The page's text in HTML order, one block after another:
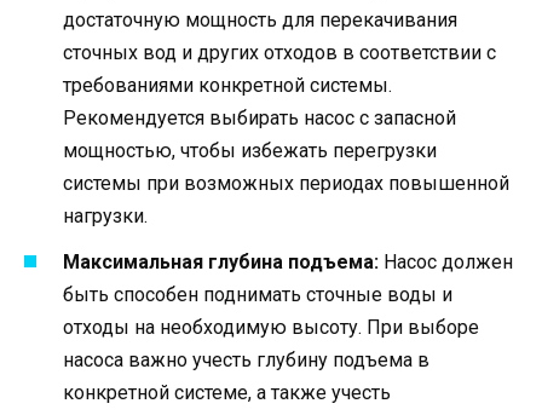
достаточную мощность для перекачивания
сточных вод и других отходов в соответствии с
требованиями конкретной системы.
Рекомендуется выбирать насос с запасной
мощностью, чтобы избежать перегрузки
системы при возможных периодах повышенной
нагрузки.
Максимальная глубина подъема: Насос должен
быть способен поднимать сточные воды и
отходы на необходимую высоту. При выборе
насоса важно учесть глубину подъема в
конкретной системе, а также учесть